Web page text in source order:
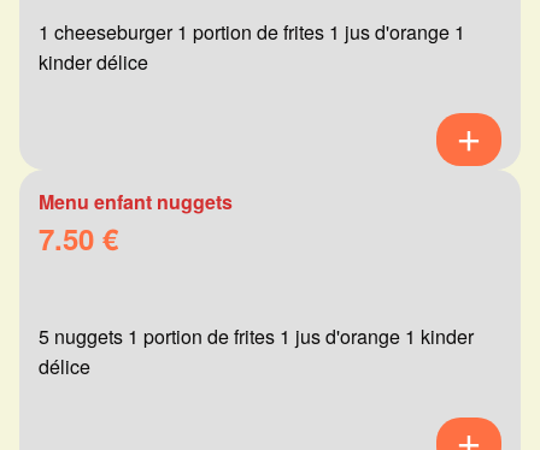
1 cheeseburger 1 portion de frites 1 jus d'orange 1
kinder délice
Menu enfant nuggets
7.50 €
5 nuggets 1 portion de frites 1 jus d'orange 1 kinder
délice